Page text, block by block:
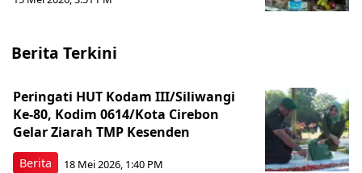
Berita Terkini
Berita
Peringati HUT Kodam III/Siliwangi
Ke-80, Kodim 0614/Kota Cirebon
Gelar Ziarah TMP Kesenden
18 Mei 2026, 1:40 PM